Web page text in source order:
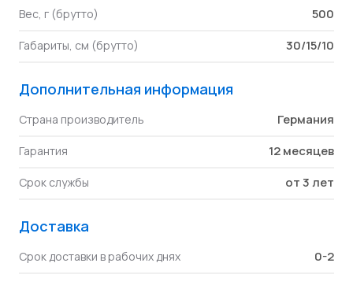
Вес, г (брутто) 500
Габариты, см (брутто) 30/15/10
Дополнительная информация
Страна производитель Германия
Гарантия 12 месяцев
Срок службы от 3 лет
Доставка
Срок доставки в рабочих днях 0-2